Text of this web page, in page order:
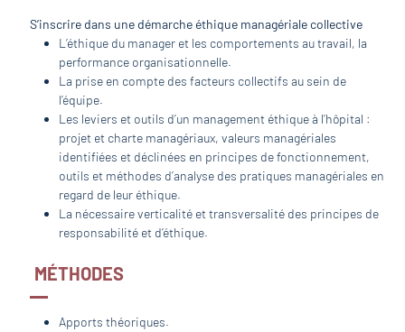
S’inscrire dans une démarche éthique managériale collective
L’éthique du manager et les comportements au travail, la
performance organisationnelle.
La prise en compte des facteurs collectifs au sein de
l’équipe.
Les leviers et outils d’un management éthique à l’hôpital :
projet et charte managériaux, valeurs managériales
identifiées et déclinées en principes de fonctionnement,
outils et méthodes d’analyse des pratiques managériales en
regard de leur éthique.
La nécessaire verticalité et transversalité des principes de
responsabilité et d’éthique.
MÉTHODES
Apports théoriques.